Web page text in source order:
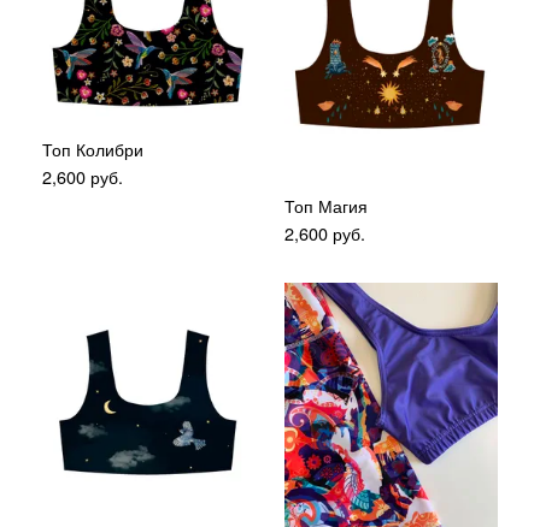
Топ Колибри
2,600 руб.
Топ Магия
2,600 руб.